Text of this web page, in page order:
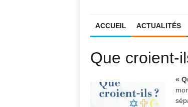
ACCUEIL ACTUALITÉS
Que croient-
«